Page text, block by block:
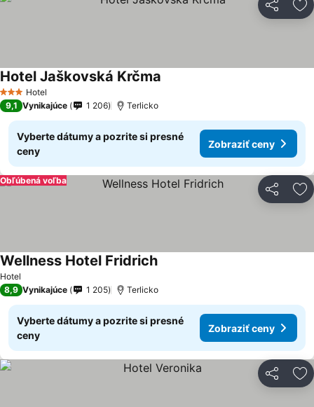
Zdieľať
3 Počet hviezdičiek
Hotel
Hotel Jaškovská Krčma
9,1 Vynikajúce 1 206 Terlicko
Vyberte dátumy a pozrite si presné
ceny
Zobraziť ceny
Zdieľať
Obľúbená voľba
Hotel
Wellness Hotel Fridrich
8,9 Vynikajúce 1 205 Terlicko
Vyberte dátumy a pozrite si presné
ceny
Zobraziť ceny
Zdieľať